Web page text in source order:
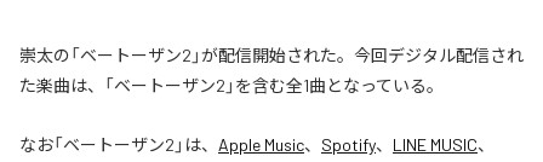
崇太の「ベートーザン2」が配信開始された。今回デジタル配信され
た楽曲は、「ベートーザン2」を含む全1曲となっている。
なお「ベートーザン2 」は、 Apple Music、 Spotify、 LINE MUSIC、